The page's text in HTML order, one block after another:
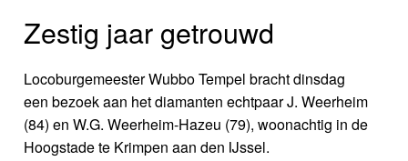
Zestig jaar getrouwd
Locoburgemeester Wubbo Tempel bracht dinsdag
een bezoek aan het diamanten echtpaar J. Weerheim
(84) en W.G. Weerheim-Hazeu (79), woonachtig in de
Hoogstade te Krimpen aan den IJssel.